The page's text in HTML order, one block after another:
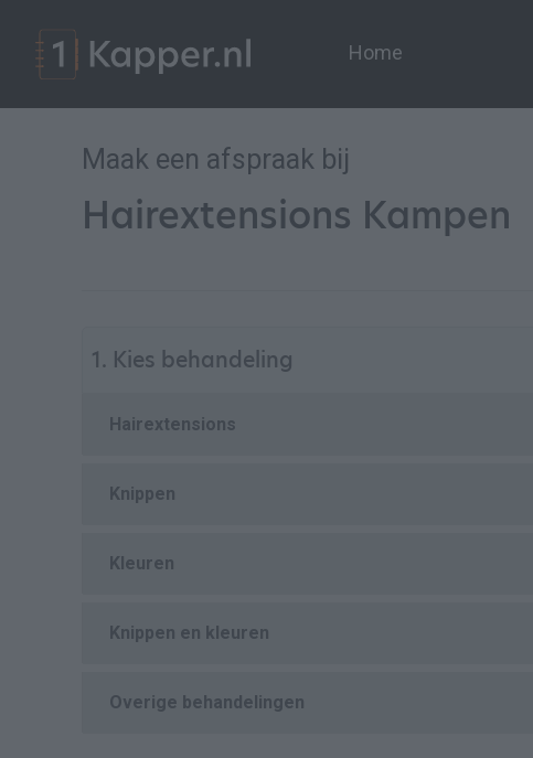
Home
Maak een afspraak bij
Hairextensions Kampen
1. Kies behandeling
Hairextensions
Knippen
Kleuren
Knippen en kleuren
Overige behandelingen